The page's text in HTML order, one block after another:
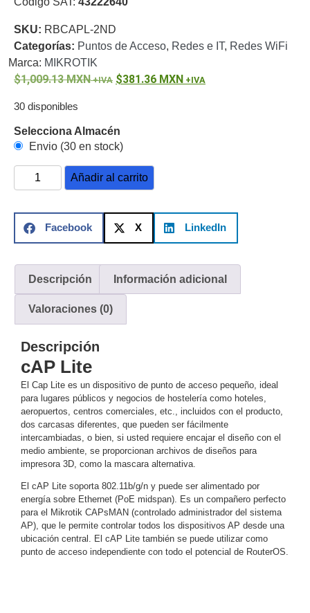
RefaccionesProbadores
de
VideoTransceptores
de Video
Conectores
Adaptador
a
VideoCable
Coaxial y
Conectores
Cables
Armados -
5eFibra
ÓpticaPara
Alimentación
y
ElectricidadRG59
Tipo
CaP
Telefónico
HDMI
Cámaras
IP y NVRs
Ambientes
Salinos
(Anticorrosión)AntiexplosiónBala Codificadores
y
Decodificadores
de
VideoCuboDomo
SKU: RBCAPL-2ND
Categorías: Puntos de Acceso, Redes e IT, Redes WiFi
Marca: MIKROTIK
1,009.13MXN 381.36 MXN
30 disponibles
Selecciona Almacén
Envio (30 en stock)
Añadir al carrito
Facebook X LinkedIn
Descripción Información adicional
Valoraciones (0)
Descripción
cAP Lite
El Cap Lite es un dispositivo de punto de acceso pequeño, ideal
para lugares públicos y negocios de hostelería como hoteles,
aeropuertos, centros comerciales, etc., incluidos con el producto,
dos carcasas diferentes, que pueden ser fácilmente
intercambiadas, o bien, si usted requiere encajar el diseño con el
medio ambiente, se proporcionan archivos de diseños para
impresora 3D, como la mascara alternativa.
El cAP Lite soporta 802.11b/g/n y puede ser alimentado por
energía sobre Ethernet (PoE midspan). Es un compañero perfecto
para el Mikrotik CAPsMAN (controlado administrador del sistema
AP), que le permite controlar todos los dispositivos AP desde una
ubicación central. El cAP Lite también se puede utilizar como
punto de acceso independiente con todo el potencial de RouterOS.